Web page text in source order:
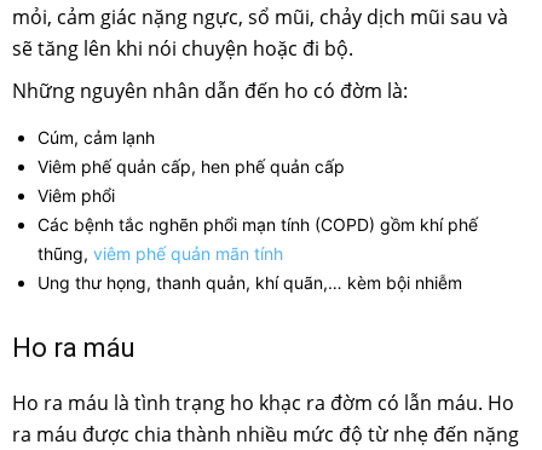
mỏi, cảm giác nặng ngực, sổ mũi, chảy dịch mũi sau và
sẽ tăng lên khi nói chuyện hoặc đi bộ.
Những nguyên nhân dẫn đến ho có đờm là:
Cúm, cảm lạnh
Viêm phế quản cấp, hen phế quản cấp
Viêm phổi
Các bệnh tắc nghẽn phổi mạn tính (COPD) gồm khí phế
thũng, viêm phế quản mãn tính
Ung thư họng, thanh quản, khí quãn,… kèm bội nhiễm
Ho ra máu
Ho ra máu là tình trạng ho khạc ra đờm có lẫn máu. Ho
ra máu được chia thành nhiều mức độ từ nhẹ đến nặng